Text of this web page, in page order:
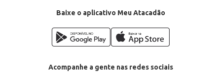
Baixe o aplicativo Meu Atacadão
Acompanhe a gente nas redes sociais